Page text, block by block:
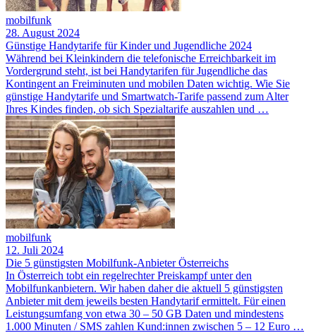
mobilfunk
28. August 2024
Günstige Handytarife für Kinder und Jugendliche 2024
Während bei Kleinkindern die telefonische Erreichbarkeit im
Vordergrund steht, ist bei Handytarifen für Jugendliche das
Kontingent an Freiminuten und mobilen Daten wichtig. Wie Sie
günstige Handytarife und Smartwatch-Tarife passend zum Alter
Ihres Kindes finden, ob sich Spezialtarife auszahlen und …
mobilfunk
12. Juli 2024
Die 5 günstigsten Mobilfunk-Anbieter Österreichs
In Österreich tobt ein regelrechter Preiskampf unter den
Mobilfunkanbietern. Wir haben daher die aktuell 5 günstigsten
Anbieter mit dem jeweils besten Handytarif ermittelt. Für einen
Leistungsumfang von etwa 30 – 50 GB Daten und mindestens
1.000 Minuten / SMS zahlen Kund:innen zwischen 5 – 12 Euro …